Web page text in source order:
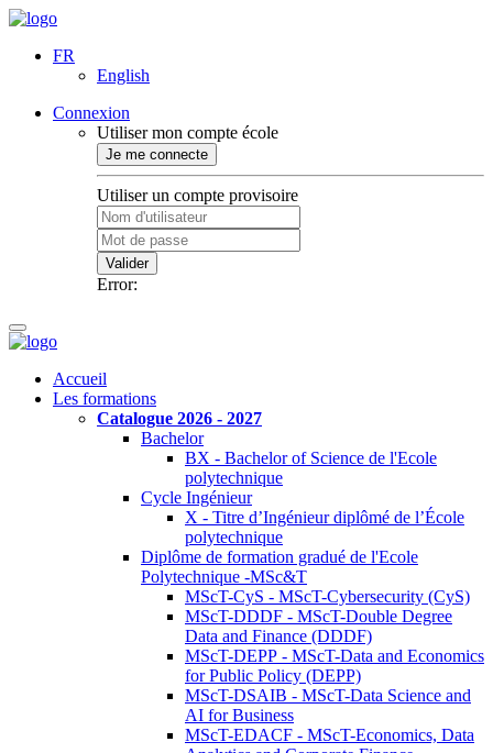
FR
English
Connexion
Utiliser mon compte école
Je me connecte
Utiliser un compte provisoire
Valider
Error:
Accueil
Les formations
Catalogue 2026 - 2027
Bachelor
BX - Bachelor of Science de l'Ecole
polytechnique
Cycle Ingénieur
X - Titre d’Ingénieur diplômé de l’École
polytechnique
Diplôme de formation gradué de l'Ecole
Polytechnique -MSc&T
MScT-CyS - MScT-Cybersecurity (CyS)
MScT-DDDF - MScT-Double Degree
Data and Finance (DDDF)
MScT-DEPP - MScT-Data and Economics
for Public Policy (DEPP)
MScT-DSAIB - MScT-Data Science and
AI for Business
MScT-EDACF - MScT-Economics, Data